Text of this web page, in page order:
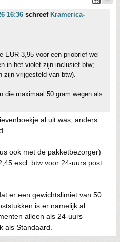
16:36 schreef Kramerica-
EUR 3,95 voor een priobrief wel
in het violet zijn inclusief btw;
zijn vrijgesteld van btw).
die maximaal 50 gram wegen als
al uit was, anders
ook met de pakketbezorger)
excl. btw voor 24-uurs post
er een gewichtslimiet van 50
is er namelijk al
alleen als 24-uurs
als Standaard.